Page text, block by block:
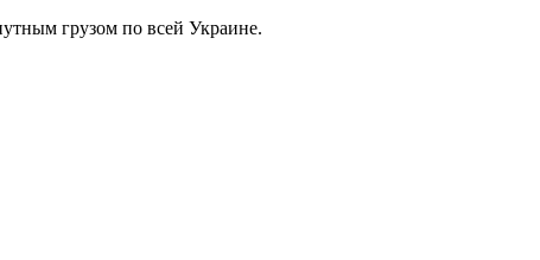
грузом по всей Украине.